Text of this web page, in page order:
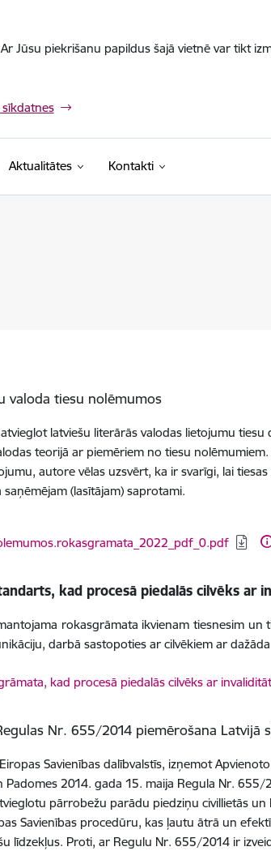
Jūsu piekrišanu papildus šajā vietnē var tikt
Aktualitātes Kontakti
valoda tiesu nolēmumos
latviešu literārās valodas lietojumu
teorijā ar piemēriem no tiesu
autore vēlas uzsvērt, ka ir svarīgi, lai
(lasītājam) saprotami.
kad procesā piedalās cilvēks ar
rokasgrāmata ikvienam tiesnesim un
darbā sastopoties ar cilvēkiem ar
kad procesā piedalās cilvēks ar
Nr. 655/2014 piemērošana Latvijā
Savienības dalībvalstīs, izņemot
Padomes 2014. gada 15. maija Regula Nr.
pārrobežu parādu piedziņu civillietās
Savienības procedūru, kas ļautu ātrā un
līdzekļus. Proti, ar Regulu Nr. 655/2014 ir